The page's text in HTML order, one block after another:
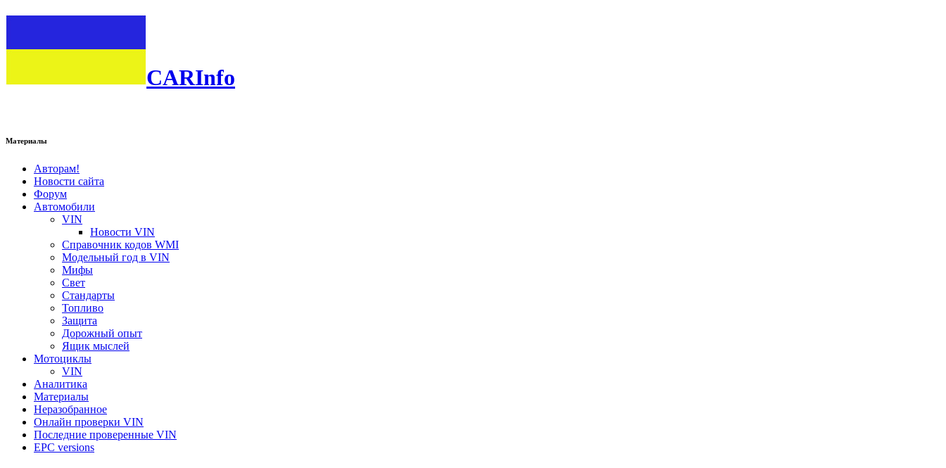
CARInfo
Материалы
Авторам!
Новости сайта
Форум
Автомобили
VIN
Новости VIN
Справочник кодов WMI
Модельный год в VIN
Мифы
Свет
Стандарты
Топливо
Защита
Дорожный опыт
Ящик мыслей
Мотоциклы
VIN
Аналитика
Материалы
Неразобранное
Онлайн проверки VIN
Последние проверенные VIN
EPC versions